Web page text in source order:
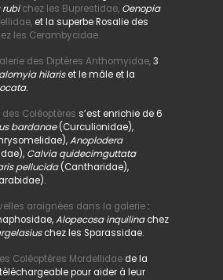
rubi chez les Buprestidae, Oenopia
et la superbe Rosalie des
les Cerambycidae.
des Diptères Anthomyidae,3
hilariset le mâle et la
Coléoptères s’est enrichie de 6
bardanae(Curculionidae),
Anoplodera
Calvia quidecimguttata
pellucida(Cantharidae),
araignées dans la galerie:
Alopecosa inquilinachez
chez les Sparassidae.
Coléoptères Mordellidaede la
pour aider à leur